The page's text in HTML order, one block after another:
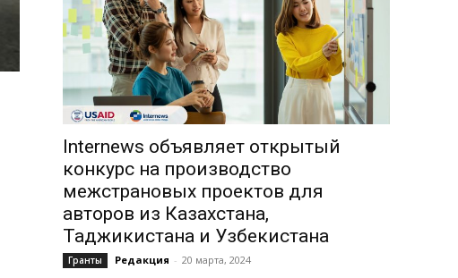
Internews объявляет открытый
конкурс на производство
межстрановых проектов для
авторов из Казахстана,
Таджикистана и Узбекистана
Гранты Редакция - 20 марта, 2024